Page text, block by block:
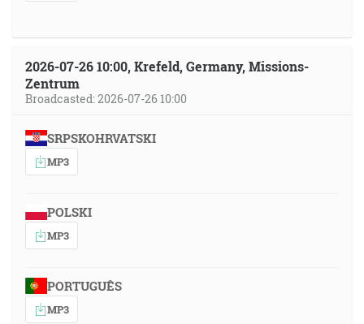
2026-07-26 10:00, Krefeld, Germany, Missions-
Zentrum
Broadcasted: 2026-07-26 10:00
SRPSKOHRVATSKI
MP3
POLSKI
MP3
PORTUGUÊS
MP3